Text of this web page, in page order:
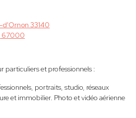
33140
67000
particuliers et professionnels :
portraits, studio, réseaux
et immobilier. Photo et vidéo aérienne